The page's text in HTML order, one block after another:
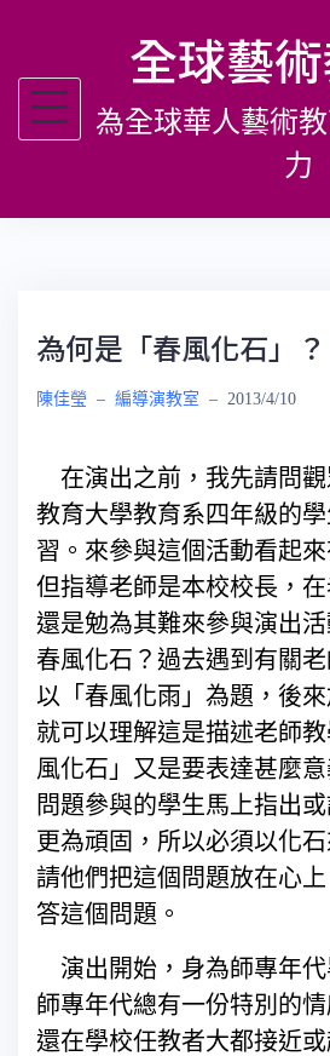
主
全球藝
為全球華人藝術
力
為何是「春風化石」？
陳佳瑩 – 編導演教室 – 2013/4/10
在演出之前，我先請問
教育大學教育系四年級的
習。來參與這個活動看起來
但指導老師是本校校長，在
還是勉為其難來參與演出
春風化石？過去遇到有關
以「春風化雨」為題，後來
就可以理解這是描述老師
風化石」又是要表達甚麼
問題參與的學生馬上指出
更為頑固，所以必須以化
請他們把這個問題放在心
答這個問題。
演出開始，身為師專年
師專年代總有一份特別的
還在學校任教者大都接近